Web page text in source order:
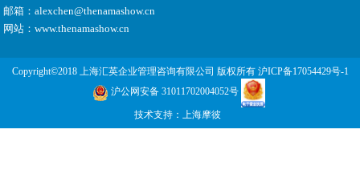
邮箱：alexchen@thenamashow.cn
网站：www.thenamashow.cn
Copyright©2018 上海汇英企业管理咨询有限公司 版权所有 沪ICP备17054429号-1
沪公网安备 31011702004052号
技术支持： 上海摩彼